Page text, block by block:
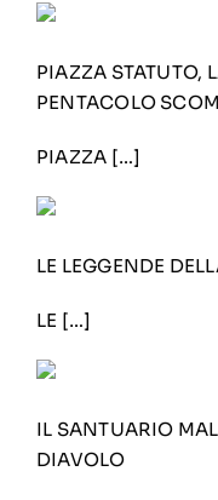
PIAZZA STATUTO,
PENTACOLO
PIAZZA […]
LE LEGGENDE
LE […]
IL SANTUARIO
DIAVOLO